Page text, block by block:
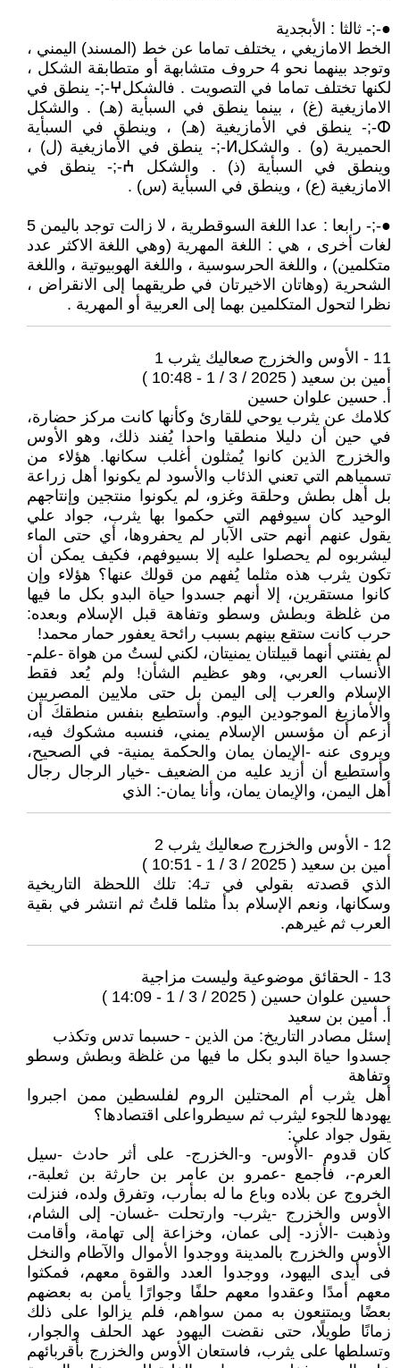
●-;- ثالثا : الأبجدية
الخط الامازيغي ، يختلف تماما عن خط (المسند) اليمني ،
وتوجد بينهما نحو 4 حروف متشابهة أو متطابقة الشكل ،
لكنها تختلف تماما في التصويت . فالشكلⵖ-;- ينطق في
الامازيغية (غ) ، بينما ينطق في السبأية (هـ) . والشكل
ⵀ-;- ينطق في الأمازيغية (هـ) ، وينطق في السبأية
الحميرية (و) . والشكلⵍ-;- ينطق في الأمازيغية (ل) ،
وينطق في السبأية (ذ) . والشكل ⵄ-;- ينطق في
الامازيغية (ع) ، وينطق في السبأية (س) .
●-;- رابعا : عدا اللغة السوقطرية ، لا زالت توجد باليمن 5
لغات أخرى ، هي : اللغة المهرية (وهي اللغة الاكثر عدد
متكلمين) ، واللغة الحرسوسية ، واللغة الهوبيوتية ، واللغة
الشحرية (وهاتان الاخيرتان في طريقهما إلى الانقراض ،
نظرا لتحول المتكلمين بهما إلى العربية أو المهرية .
11 - الأوس والخزرج صعاليك يثرب 1
أمين بن سعيد ( 2025 / 3 / 1 - 10:48 )
أ. حسين علوان حسين
كلامك عن يثرب يوحي للقارئ وكأنها كانت مركز حضارة،
في حين أن دليلا منطقيا واحدا يُفند ذلك، وهو الأوس
والخزرج الذين كانوا يُمثلون أغلب سكانها. هؤلاء من
تسمياهم التي تعني الذئاب والأسود لم يكونوا أهل زراعة
بل أهل بطش وحلقة وغزو، لم يكونوا منتجين وإنتاجهم
الوحيد كان سيوفهم التي حكموا بها يثرب، جواد علي
يقول عنهم أنهم حتى الآبار لم يحفروها، أي حتى الماء
ليشربوه لم يحصلوا عليه إلا بسيوفهم، فكيف يمكن أن
تكون يثرب هذه مثلما يُفهم من قولك عنها؟ هؤلاء وإن
كانوا مستقرين، إلا أنهم جسدوا حياة البدو بكل ما فيها
من غلظة وبطش وسطو وتفاهة قبل الإسلام وبعده:
حرب كانت ستقع بينهم بسبب رائحة يعفور حمار محمد!
لم يفتني أنهما قبيلتان يمنيتان، لكني لستُ من هواة -علم-
الأنساب العربي، وهو عظيم الشأن! ولم يُعد فقط
الإسلام والعرب إلى اليمن بل حتى ملايين المصريين
والأمازيغ الموجودين اليوم. وأستطيع بنفس منطقكَ أن
أزعم أن مؤسس الإسلام يمني، فنسبه مشكوك فيه،
ويروى عنه -الإيمان يمان والحكمة يمنية- في الصحيح،
وأستطيع أن أزيد عليه من الضعيف -خيار الرجال رجال
أهل اليمن، والإيمان يمان، وأنا يمان-: الذي
12 - الأوس والخزرج صعاليك يثرب 2
أمين بن سعيد ( 2025 / 3 / 1 - 10:51 )
الذي قصدته بقولي في تـ4: تلك اللحظة التاريخية
وسكانها، ونعم الإسلام بدأ مثلما قلتُ ثم انتشر في بقية
العرب ثم غيرهم.
13 - الحقائق موضوعية وليست مزاجية
حسين علوان حسين ( 2025 / 3 / 1 - 14:09 )
أ. أمين بن سعيد
إسئل مصادر التاريخ: من الذين - حسبما تدس وتكذب
جسدوا حياة البدو بكل ما فيها من غلظة وبطش وسطو
وتفاهة
أهل يثرب أم المحتلين الروم لفلسطين ممن اجبروا
يهودها للجوء ليثرب ثم سيطرواعلى اقتصادها؟
يقول جواد علي:
كان قدوم -الأوس- و-الخزرج- على أثر حادث -سيل
العرم-، فأجمع -عمرو بن عامر بن حارثة بن ثعلبة-،
الخروج عن بلاده وباع ما له بمأرب، وتفرق ولده، فنزلت
الأوس والخزرج -يثرب- وارتحلت -غسان- إلى الشام،
وذهبت -الأزد- إلى عمان، وخزاعة إلى تهامة، وأقامت
الأوس والخزرج بالمدينة ووجدوا الأموال والآطام والنخل
فى أيدى اليهود، ووجدوا العدد والقوة معهم، فمكثوا
معهم أمدًا وعقدوا معهم حلفًا وجوارًا يأمن به بعضهم
بعضًا ويمتنعون به ممن سواهم، فلم يزالوا على ذلك
زمانًا طويلًا، حتى نقضت اليهود عهد الحلف والجوار،
وتسلطها على يثرب، فاستعان الأوس والخزرج بأقربائهم